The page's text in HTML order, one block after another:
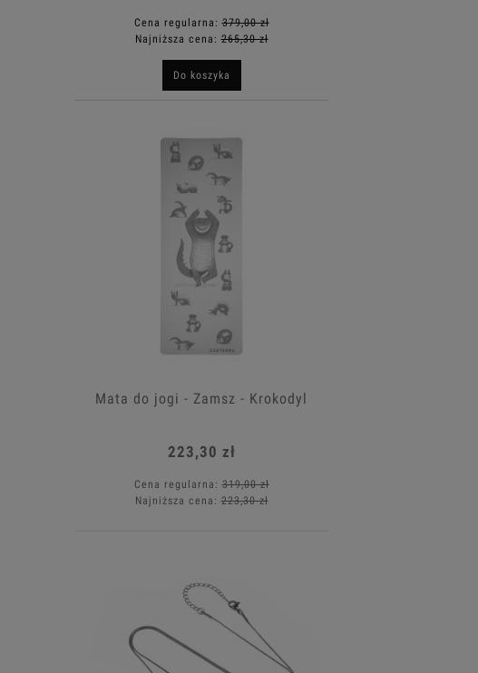
Cena regularna:379,00 zł
Najniższa cena:265,30 zł
Do koszyka
Mata do jogi - Zamsz - Krokodyl
223,30 zł
Cena regularna:319,00 zł
Najniższa cena:223,30 zł